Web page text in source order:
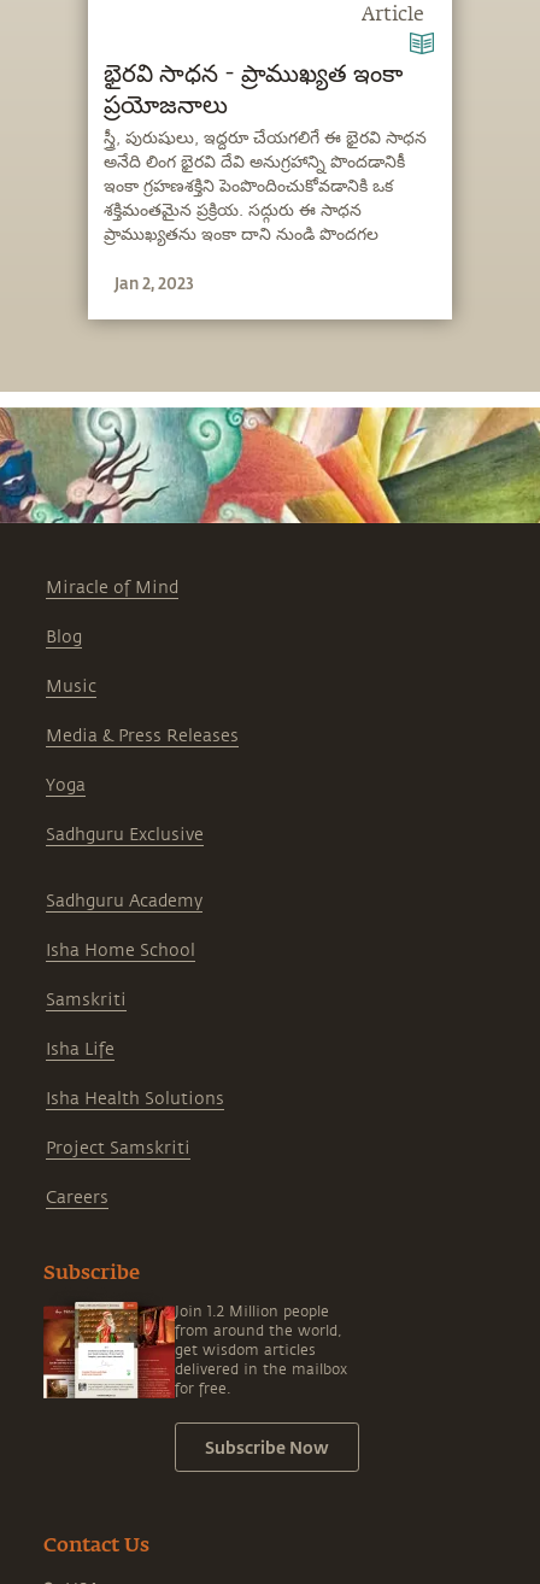
Article
భైరవి సాధన - ప్రాముఖ్యత ఇంకా
ప్రయోజనాలు
స్త్రీ, పురుషులు, ఇద్దరూ చేయగలిగే ఈ భైరవి సాధన
అనేది లింగ భైరవి దేవి అనుగ్రహాన్ని పొందడానికీ
ఇంకా గ్రహణశక్తిని పెంపొందించుకోవడానికి ఒక
శక్తిమంతమైన ప్రక్రియ. సద్గురు ఈ సాధన
ప్రాముఖ్యతను ఇంకా దాని నుండి పొందగల
Jan 2, 2023
Miracle of Mind
Blog
Music
Media & Press Releases
Yoga
Sadhguru Exclusive
Sadhguru Academy
Isha Home School
Samskriti
Isha Life
Isha Health Solutions
Project Samskriti
Careers
Subscribe
Join 1.2 Million people
from around the world,
get wisdom articles
delivered in the mailbox
for free.
Subscribe Now
Contact Us